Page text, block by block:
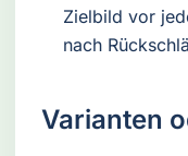
Zielbild vor
nach
Varianten